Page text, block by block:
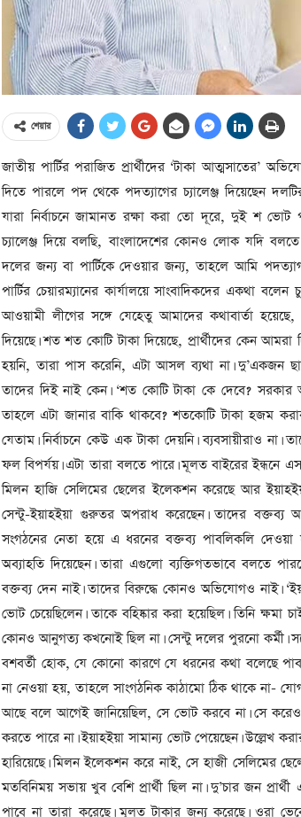
শেয়ার
জাতীয় পার্টির পরাজিত প্রার্থীদের ‘টাকা আত্মসাতের’
দিতে পারলে পদ থেকে পদত্যাগের চ্যালেঞ্জ দিয়েছেন
যারা নির্বাচনে জামানত রক্ষা করা তো দূরে, দুই শ
চ্যালেঞ্জ দিয়ে বলছি, বাংলাদেশের কোনও লোক যদি
দলের জন্য বা পার্টিকে দেওয়ার জন্য, তাহলে আমি
পার্টির চেয়ারম্যানের কার্যালয়ে সাংবাদিকদের একথা
আওয়ামী লীগের সঙ্গে যেহেতু আমাদের কথাবার্তা
দিয়েছে। শত শত কোটি টাকা দিয়েছে, প্রার্থীদের কেন
হয়নি, তারা পাস করেনি, এটা আসল ব্যথা না। দু’একজন
তাদের দিই নাই কেন। ‘শত কোটি টাকা কে দেবে?
তাহলে এটা জানার বাকি থাকবে? শতকোটি টাকা হজম
যেতাম। নির্বাচনে কেউ এক টাকা দেয়নি। ব্যবসায়ীরাও
ফল বিপর্যয়। এটা তারা বলতে পারে। মূলত বাইরের ইন্ধনে
মিলন হাজি সেলিমের ছেলের ইলেকশন করেছে আর
সেন্টু-ইয়াহইয়া গুরুতর অপরাধ করেছেন। তাদের বক্তব্য
সংগঠনের নেতা হয়ে এ ধরনের বক্তব্য পাবলিকলি দেওয়া
অব্যাহতি দিয়েছেন। তারা এগুলো ব্যক্তিগতভাবে বলতে
বক্তব্য দেন নাই। তাদের বিরুদ্ধে কোনও অভিযোগও নাই।
ভোট চেয়েছিলেন। তাকে বহিষ্কার করা হয়েছিল। তিনি
কোনও আনুগত্য কখনোই ছিল না। সেন্টু দলের পুরনো কর্মী।
বশবর্তী হোক, যে কোনো কারণে যে ধরনের কথা বলেছে
না নেওয়া হয়, তাহলে সাংগঠনিক কাঠামো ঠিক থাকে না-
আছে বলে আগেই জানিয়েছিল, সে ভোট করবে না। সে
করতে পারে না। ইয়াহইয়া সামান্য ভোট পেয়েছেন।
হারিয়েছে। মিলন ইলেকশন করে নাই, সে হাজী সেলিমের
মতবিনিময় সভায় খুব বেশি প্রার্থী ছিল না। দু’চার জন
পাবে না তারা করেছে। মূলত টাকার জন্য করেছে। ওরা
অপরাধ
গুলশান হলি আর্টিজান হামলা
মামলা : হাইকোর্টের রায় আজ
আন্তর্জাতিক
অজ্ঞাত বন্দুকধারীর গুলিতে
মাওলানা তারেক জামিলের
আন্তর্জাতিক
বিশ্বকাপ ইাতহাসে সাকিবের
আরেকটি রেকর্ড
আর্কাইভ থেকে
টানেল উদ্বোধন : প্রধানমন্ত্রীর
জনসভায় যোগ দিচ্ছেন দলীয়
নেতাকর্মীরা
আর্কাইভ থেকে
ভারতজুড়ে চলছে ‘মুজিব:একটি
জাতির রূপকার ’সিনেমার
প্রচারণা
আর্কাইভ থেকে
স্বামীকে বেঁধে স্ত্রীকে গণধর্ষণ, ২
ধর্ষককে পুলিশে দিল মা-বাবা
আর্কাইভ থেকে
প্রস্তুত গাবতলীর হাট
আর্কাইভ থেকে
সেহরি, ইফতার ও
সময় নিরবচ্ছিন্ন বিদ্যুৎ
রহমান
আর্কাইভ থেকে
দেশের ১১তম
তারেক রহমান
আর্কাইভ থেকে
নতুন মন্ত্রিসভা ৫০
পারে, ২৫ পূর্ণমন্ত্রী,
আর্কাইভ থেকে
সাবেক প্রধানমন্ত্রী
জিয়ার মৃত্যুতে ৩ দিনের
শোক, প্রজ্ঞাপন জারি
আর্কাইভ থেকে
দেশনেত্রী বেগম
আর নেই
আর্কাইভ থেকে
ঐতিহাসিক
মসজিদ:দানবাক্সে মিলল
৬ কোটি ৩২ লাখ টাকা
আর্কাইভ থেকে
৫ বছর পর পর
সহিংসতার অভিঘাতে
খাত